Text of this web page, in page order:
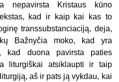
nepavirsta Kristaus kūno
kad ir kaip kai kas to
transsubstanciaciją, deja,
Bažnyčia moko, kad yra
kad duona pavirsta paties
liturgiškai atsiklaupti ir taip
aš ir pats ją vykdau, kai